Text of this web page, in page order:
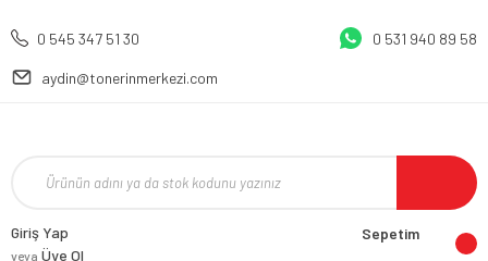
0 545 347 51 30 0 531 940 89 58
aydin@tonerinmerkezi.com
Giriş Yap
veya Üye Ol
Sepetim